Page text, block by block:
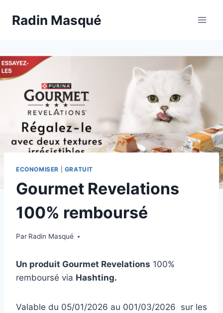
Radin Masqué
ECONOMISER GRATUIT
Gourmet Revelations
100% remboursé
Par Radin Masqué
Un produit Gourmet Revelations 100%
remboursé via Hashting.
Valable du 05/01/2026 au 001/03/2026 sur les